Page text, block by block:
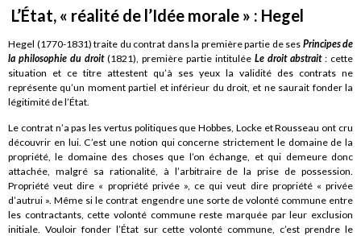
L’État, « réalité de l’Idée morale » : Hegel
Hegel (1770-1831) traite du contrat dans la première partie de ses Principes de
la philosophie du droit (1821), première partie intitulée Le droit abstrait: cette
situation et ce titre attestent qu’à ses yeux la validité des contrats ne
représente qu’un moment partiel et inférieur du droit, et ne saurait fonder la
légitimité de l’État.
Le contrat n’a pas les vertus politiques que Hobbes, Locke et Rousseau ont cru
découvrir en lui. C’est une notion qui concerne strictement le domaine de la
propriété, le domaine des choses que l’on échange, et qui demeure donc
attachée, malgré sa rationalité, à l’arbitraire de la prise de possession.
Propriété veut dire « propriété privée », ce qui veut dire propriété « privée
d’autrui ». Même si le contrat engendre une sorte de volonté commune entre
les contractants, cette volonté commune reste marquée par leur exclusion
initiale. Vouloir fonder l’État sur cette volonté commune, c’est prendre le